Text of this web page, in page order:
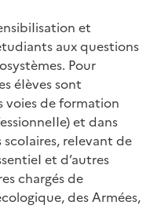
et
aux questions
Pour
éIèves sont
voies de formation
et dans
scoIaires, reIevant de
et d’autres
chargés de
des Armées,